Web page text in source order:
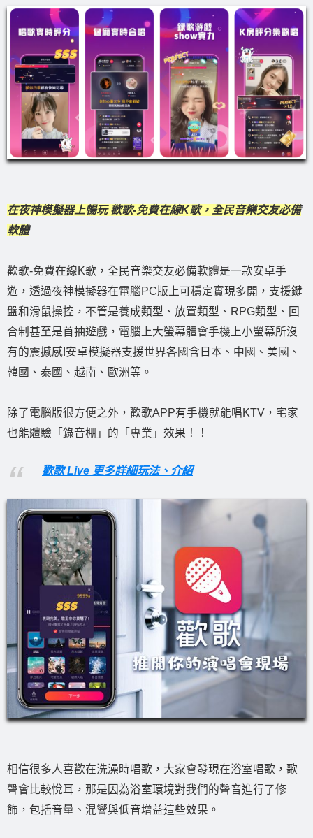
在夜神模擬器上暢玩 歡歌-免費在線K歌，全民音樂交友必備
軟體
歡歌-免費在線K歌，全民音樂交友必備軟體是一款安卓手
遊，透過夜神模擬器在電腦PC版上可穩定實現多開，支援鍵
盤和滑鼠操控，不管是養成類型、放置類型、RPG類型、回
合制甚至是首抽遊戲，電腦上大螢幕體會手機上小螢幕所沒
有的震撼感!安卓模擬器支援世界各國含日本、中國、美國、
韓國、泰國、越南、歐洲等。
除了電腦版很方便之外，歡歌APP有手機就能唱KTV，宅家
也能體驗「錄音棚」的「專業」效果！！
歡歌 Live 更多詳細玩法、介紹
相信很多人喜歡在洗澡時唱歌，大家會發現在浴室唱歌，歌
聲會比較悅耳，那是因為浴室環境對我們的聲音進行了修
飾，包括音量、混響與低音增益這些效果。